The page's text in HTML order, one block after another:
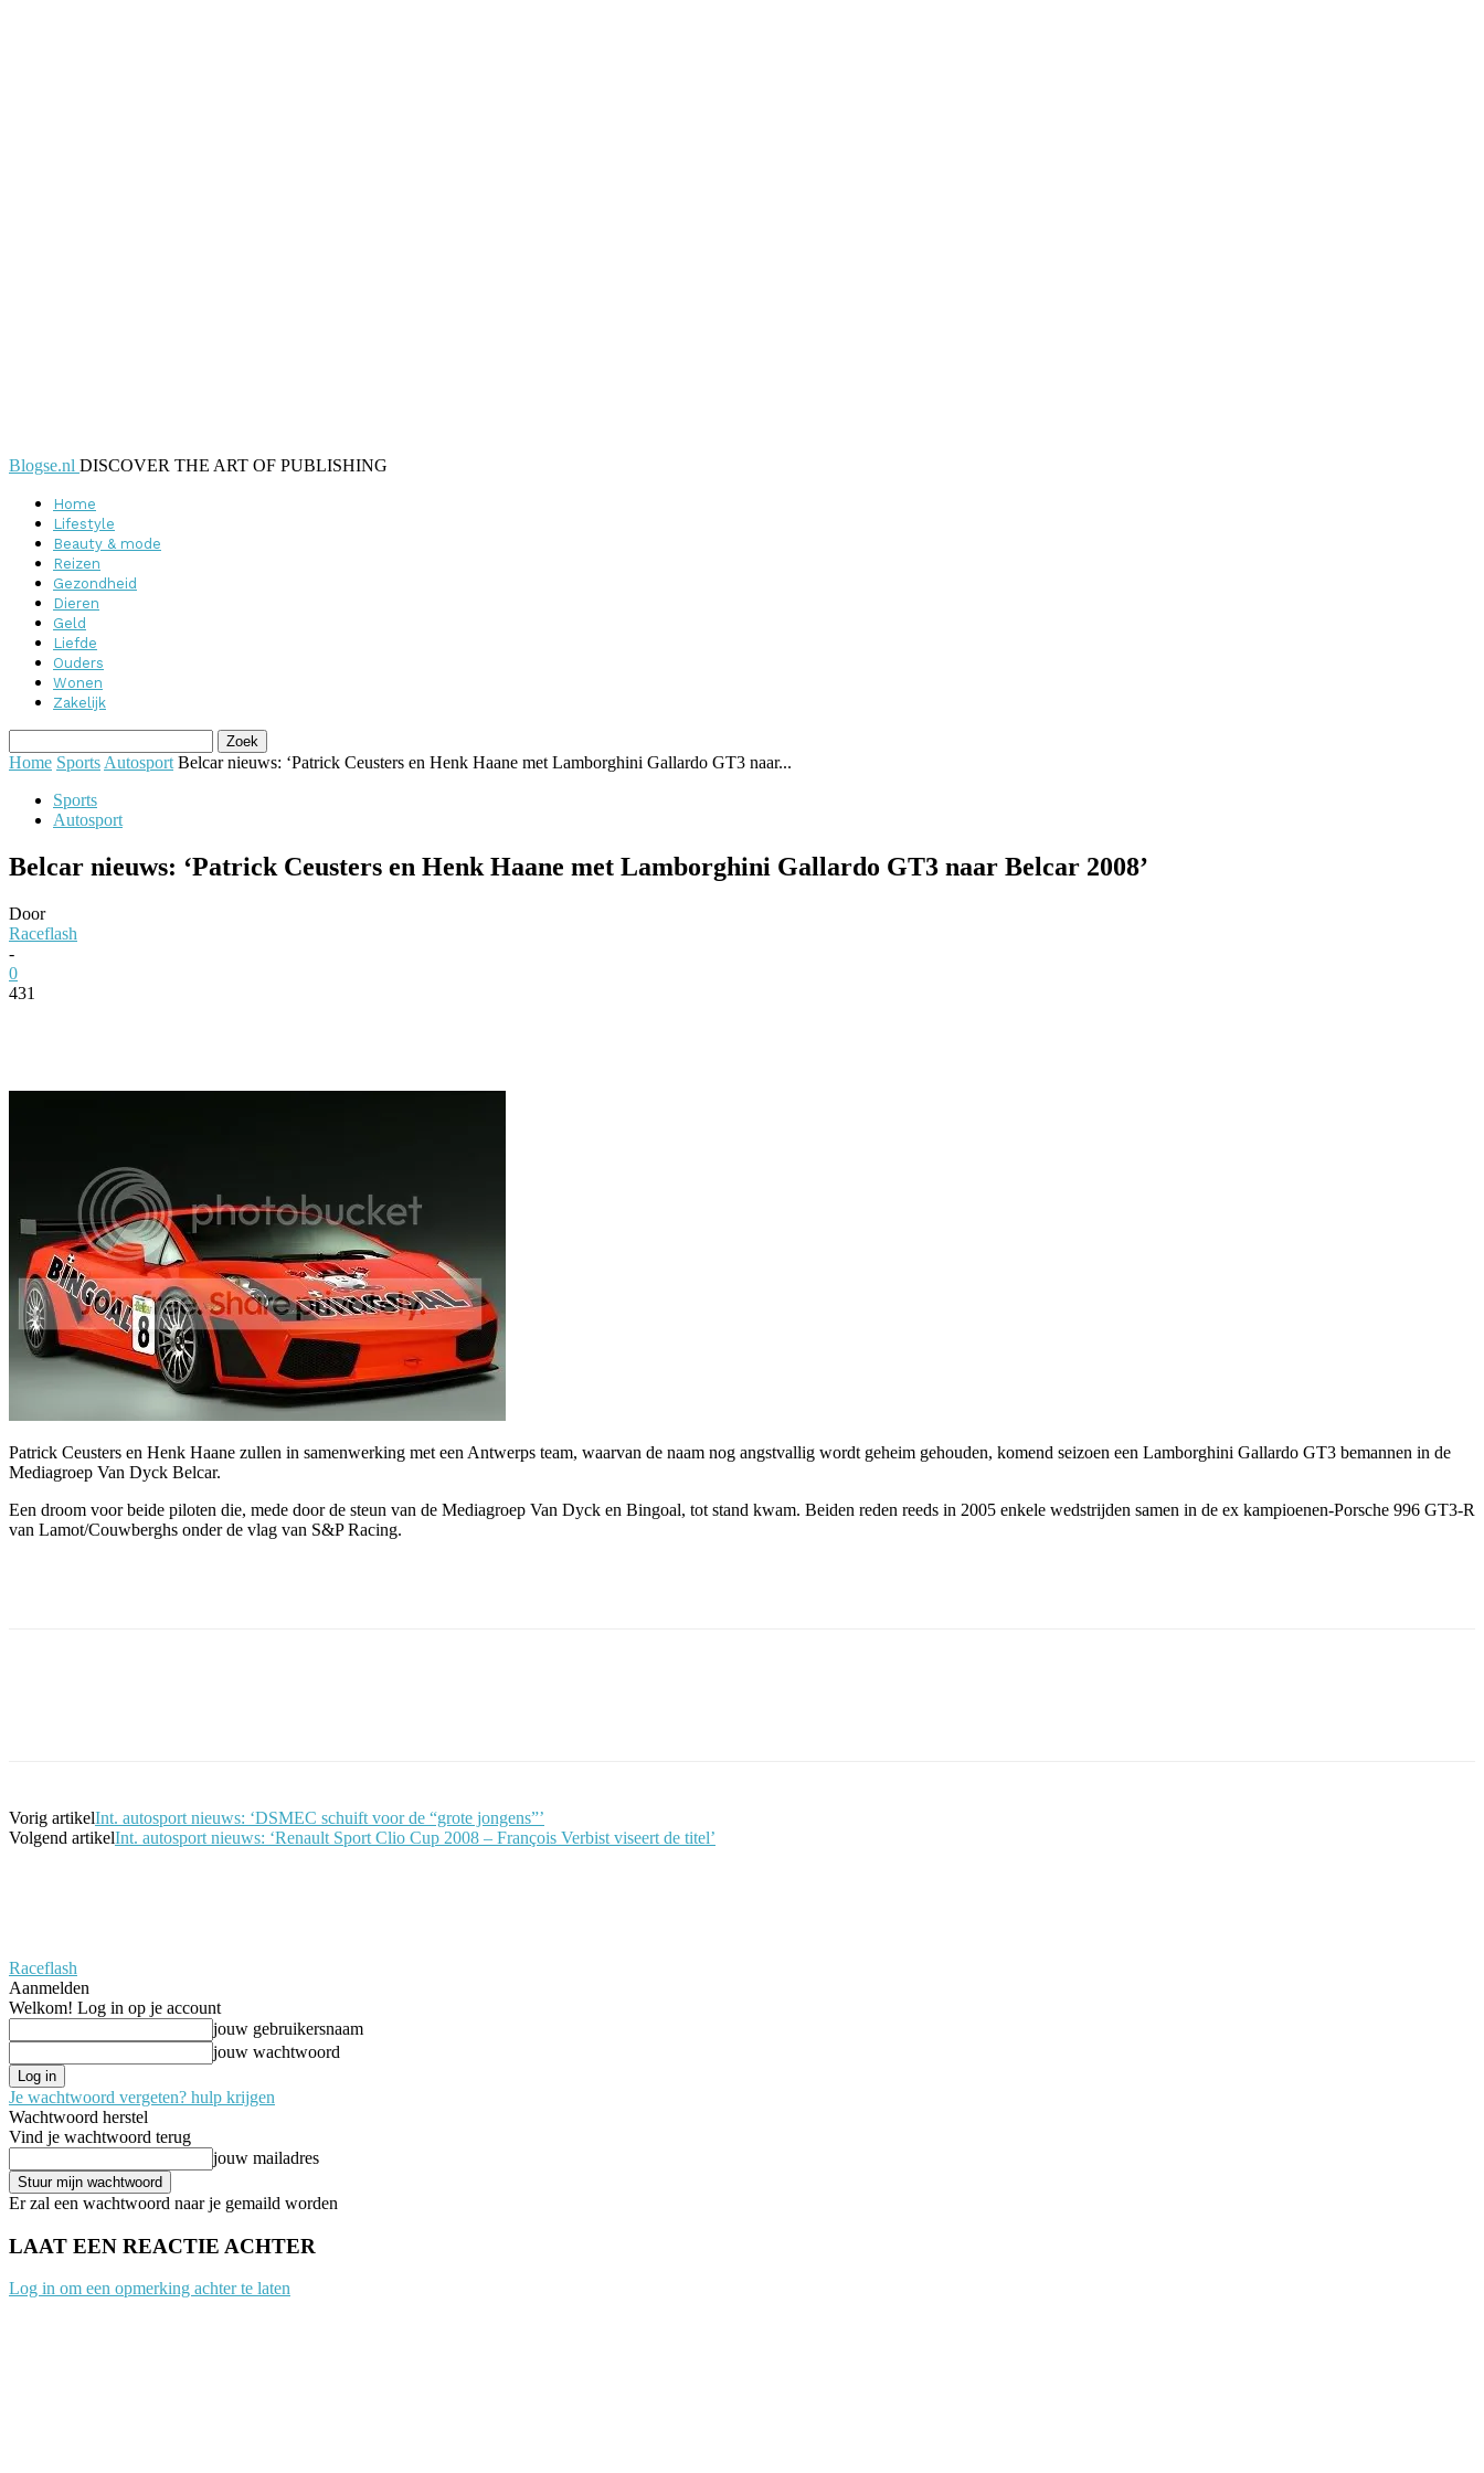
Blogse.nl DISCOVER THE ART OF PUBLISHING
Home
Lifestyle
Beauty & mode
Reizen
Gezondheid
Dieren
Geld
Liefde
Ouders
Wonen
Zakelijk
Home Sports Autosport Belcar nieuws: ‘Patrick Ceusters en Henk Haane met Lamborghini Gallardo GT3 naar...
Sports
Autosport
Belcar nieuws: ‘Patrick Ceusters en Henk Haane met Lamborghini Gallardo GT3 naar Belcar 2008’
Door
Raceflash
-
0
431
Patrick Ceusters en Henk Haane zullen in samenwerking met een Antwerps team, waarvan de naam nog angstvallig wordt geheim gehouden, komend seizoen een Lamborghini Gallardo GT3 bemannen in de
Mediagroep Van Dyck Belcar.
Een droom voor beide piloten die, mede door de steun van de Mediagroep Van Dyck en Bingoal, tot stand kwam. Beiden reden reeds in 2005 enkele wedstrijden samen in de ex kampioenen-Porsche 996 GT3-R
van Lamot/Couwberghs onder de vlag van S&P Racing.
Vorig artikelInt. autosport nieuws: ‘DSMEC schuift voor de “grote jongens”’
Volgend artikelInt. autosport nieuws: ‘Renault Sport Clio Cup 2008 – François Verbist viseert de titel’
Raceflash
Aanmelden
Welkom! Log in op je account
jouw gebruikersnaam
jouw wachtwoord
Je wachtwoord vergeten? hulp krijgen
Wachtwoord herstel
Vind je wachtwoord terug
jouw mailadres
Er zal een wachtwoord naar je gemaild worden
LAAT EEN REACTIE ACHTER
Log in om een opmerking achter te laten